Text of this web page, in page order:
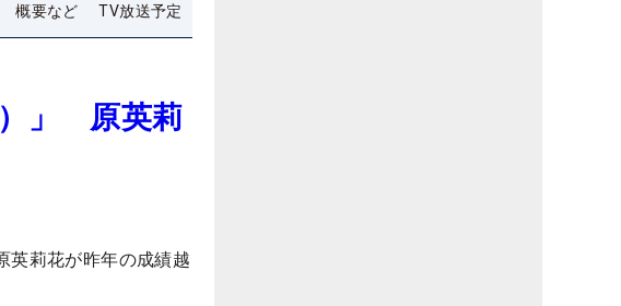
概要など TV放送予定
）」 原英莉
英莉花が昨年の成績越